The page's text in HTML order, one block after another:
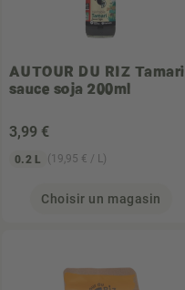
AUTOUR DU RIZ Tamari
sauce soja 200ml
3,99 €
0.2 L (19,95 € / L)
Choisir un magasin